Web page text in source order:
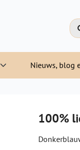
Nieuws, blog
100%